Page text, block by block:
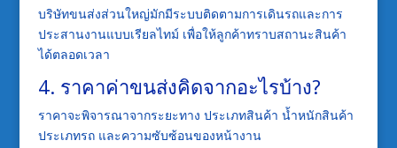
บริษัทขนส่งส่วนใหญ่มักมีระบบติดตามการเดินรถและการ
ประสานงานแบบเรียลไทม์ เพื่อให้ลูกค้าทราบสถานะสินค้า
ได้ตลอดเวลา
4. ราคาค่าขนส่งคิดจากอะไรบ้าง?
ราคาจะพิจารณาจากระยะทาง ประเภทสินค้า น้ำหนักสินค้า
ประเภทรถ และความซับซ้อนของหน้างาน